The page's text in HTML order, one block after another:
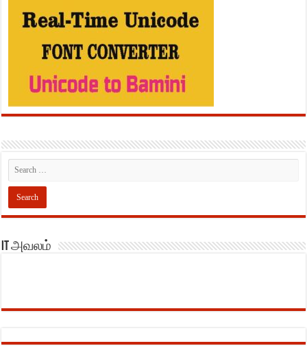
IT அவலம்